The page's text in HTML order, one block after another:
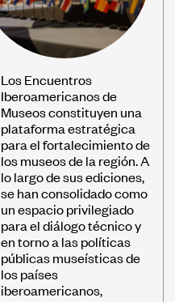
Los Encuentros
Iberoamericanos de
Museos constituyen una
plataforma estratégica
para el fortalecimiento de
los museos de la región. A
lo largo de sus ediciones,
se han consolidado como
un espacio privilegiado
para el diálogo técnico y
en torno a las políticas
públicas museísticas de
los países
iberoamericanos,